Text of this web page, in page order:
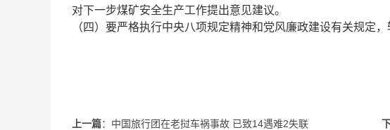
对下一步煤矿安全生产工作提出意见建议。
（四）要严格执行中央八项规定精神和党风廉政建设有关规定，
上一篇：中国旅行团在老挝车祸事故 已致14遇难2失联